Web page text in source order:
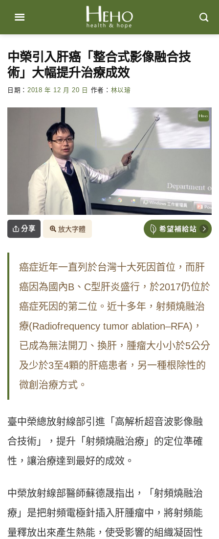
content
中榮引入肝癌「整合式影像融合技
術」大幅提升治療成效
日期： 2018 年 12 月 20 日 作者： 林以璿
分享 放大字體
癌症近年一直列於台灣十大死因首位，而肝
癌因為國內B、C型肝炎盛行，於2017仍位於
癌症死因的第二位。近十多年，射頻燒融治
療(Radiofrequency tumor ablation–RFA)，
已成為無法開刀、換肝，腫瘤大小小於5公分
及少於3至4顆的肝癌患者，另一種根除性的
微創治療方式。
臺中榮總放射線部引進「高解析超音波影像融
合技術」，提升「射頻燒融治療」的定位準確
性，讓治療達到最好的成效。
中榮放射線部醫師蘇德晟指出，「射頻燒融治
療」是把射頻電極針插入肝腫瘤中，將射頻能
量釋放出來產生熱能，使受影響的組織凝固性